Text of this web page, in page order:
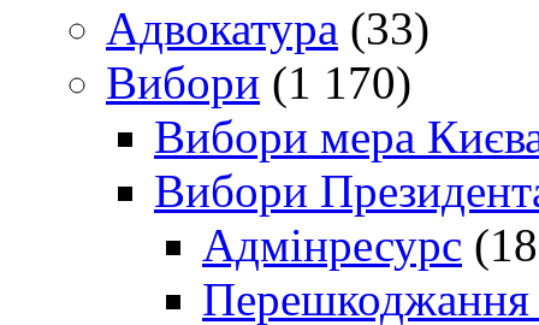
Адвокатура (33)
Вибори (1 170)
Вибори мера
Вибори
Адмінресурс
Перешкоджання